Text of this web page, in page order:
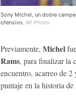
Sony Michel, un doble
ofensivo. AP Photo
Previamente, Michel
Rams, para finalizar la
encuentro, acarreo de 2
puntaje en la historia de